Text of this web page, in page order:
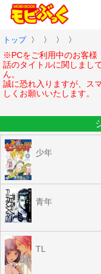
トップ 〉 〉 〉 〉
※PCをご利用中のお客様
話のタイトルに関しまし
ん。
誠に恐れ入りますが、ス
しくお願いいたします。
少年
青年
TL